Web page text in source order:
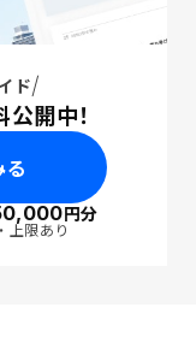
ド
開中！
円分
上限あり